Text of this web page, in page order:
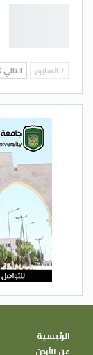
السابق التالي
الرئيسية
عن الأردن